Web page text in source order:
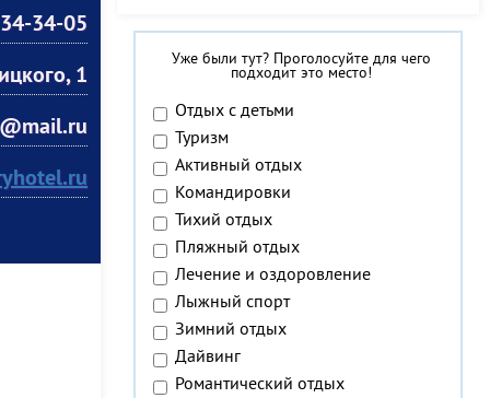
34-05
1
Уже были тут? Проголосуйте для чего
подходит это место!
Отдых с детьми
Туризм
Активный отдых
Командировки
Тихий отдых
Пляжный отдых
Лечение и оздоровление
Лыжный спорт
Зимний отдых
Дайвинг
Романтический отдых